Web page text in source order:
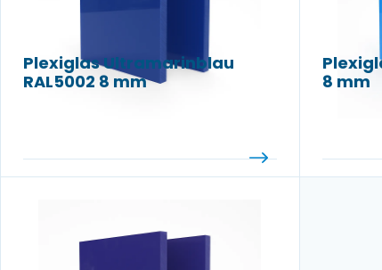
Plexiglas Ultramarinblau
RAL5002 8 mm
8 mm